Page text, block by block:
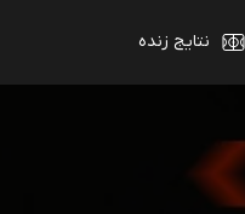
نتایج زنده